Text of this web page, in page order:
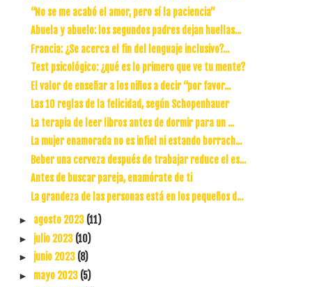
“No se me acabó el amor, pero sí la paciencia”
Abuela y abuelo: los segundos padres dejan huellas...
Francia: ¿Se acerca el fin del lenguaje inclusivo?...
Test psicológico: ¿qué es lo primero que ve tu mente?
El valor de enseñar a los niños a decir “por favor...
Las 10 reglas de la felicidad, según Schopenhauer
La terapia de leer libros antes de dormir para un ...
La mujer enamorada no es infiel ni estando borrach...
Beber una cerveza después de trabajar reduce el es...
Antes de buscar pareja, enamórate de ti
La grandeza de las personas está en los pequeños d...
► agosto 2023 (11)
► julio 2023 (10)
► junio 2023 (8)
► mayo 2023 (5)